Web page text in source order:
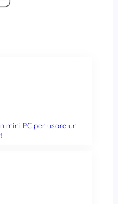
mini PC per usare un